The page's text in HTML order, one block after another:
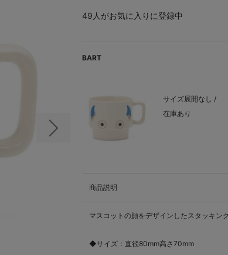
次の画像
49 人がお気に入りに登録中
BART
サイズ展開なし /
在庫あり
商品説明
マスコットの顔をデザインしたスタッキン
◆サイズ：直径80mm高さ70mm